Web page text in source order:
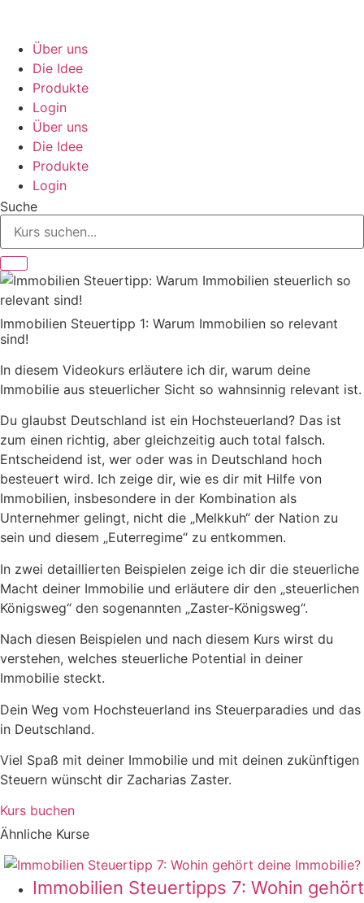
springenÜber uns
Die Idee
Produkte
Login
Über uns
Die Idee
Produkte
Login
Suche
Immobilien Steuertipp 1: Warum Immobilien so relevant
sind!
In diesem Videokurs erläutere ich dir, warum deine
Immobilie aus steuerlicher Sicht so wahnsinnig relevant ist.
Du glaubst Deutschland ist ein Hochsteuerland? Das ist
zum einen richtig, aber gleichzeitig auch total falsch.
Entscheidend ist, wer oder was in Deutschland hoch
besteuert wird. Ich zeige dir, wie es dir mit Hilfe von
Immobilien, insbesondere in der Kombination als
Unternehmer gelingt, nicht die „Melkkuh“ der Nation zu
sein und diesem „Euterregime“ zu entkommen.
In zwei detaillierten Beispielen zeige ich dir die steuerliche
Macht deiner Immobilie und erläutere dir den „steuerlichen
Königsweg“ den sogenannten „Zaster-Königsweg“.
Nach diesen Beispielen und nach diesem Kurs wirst du
verstehen, welches steuerliche Potential in deiner
Immobilie steckt.
Dein Weg vom Hochsteuerland ins Steuerparadies und das
in Deutschland.
Viel Spaß mit deiner Immobilie und mit deinen zukünftigen
Steuern wünscht dir Zacharias Zaster.
Kurs buchen
Ähnliche Kurse
Immobilien Steuertipps 7: Wohin gehört